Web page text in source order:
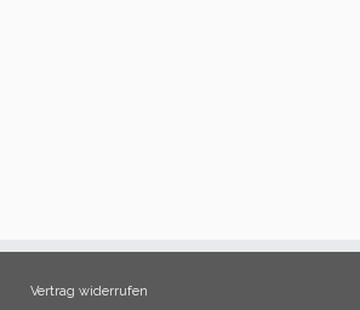
Vertrag widerrufen